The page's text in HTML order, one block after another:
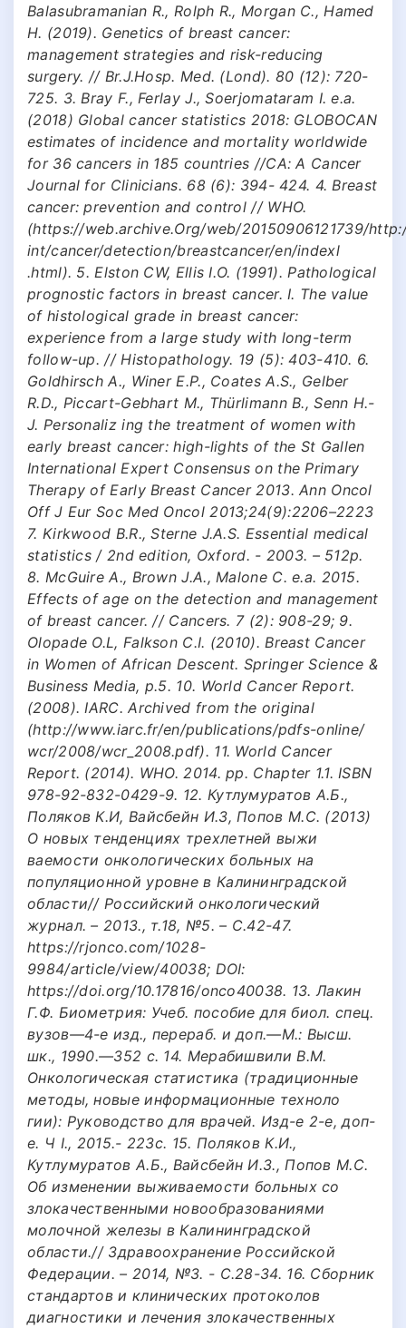
Balasubramanian R., Rolph R., Morgan C., Hamed
H. (2019). Genetics of breast cancer:
management strategies and risk-reducing
surgery. // Br.J.Hosp. Med. (Lond). 80 (12): 720-
725. 3. Bray F., Ferlay J., Soerjomataram I. e.a.
(2018) Global cancer statistics 2018: GLOBOCAN
estimates of incidence and mortality worldwide
for 36 cancers in 185 countries //CA: A Cancer
Journal for Clinicians. 68 (6): 394- 424. 4. Breast
cancer: prevention and control // WHO.
(https://web.archive.Org/web/20150906121739/
int/cancer/detection/breastcancer/en/indexl
.html). 5. Elston CW, Ellis I.O. (1991). Pathological
prognostic factors in breast cancer. I. The value
of histological grade in breast cancer:
experience from a large study with long-term
follow-up. // Histopathology. 19 (5): 403-410. 6.
Goldhirsch A., Winer E.P., Coates A.S., Gelber
R.D., Piccart-Gebhart M., Thürlimann B., Senn H.-
J. Personaliz ing the treatment of women with
early breast cancer: high-lights of the St Gallen
International Expert Consensus on the Primary
Therapy of Early Breast Cancer 2013. Ann Oncol
Off J Eur Soc Med Oncol 2013;24(9):2206–2223
7. Kirkwood В.R., Sterne J.A.S. Essential medical
statistics / 2nd edition, Oxford. - 2003. – 512p.
8. McGuire A., Brown J.A., Malone C. e.a. 2015.
Effects of age on the detection and management
of breast cancer. // Cancers. 7 (2): 908-29; 9.
Olopade O.L, Falkson C.I. (2010). Breast Cancer
in Women of African Descent. Springer Science &
Business Media, p.5. 10. World Cancer Report.
(2008). IARC. Archived from the original
(http://www.iarc.fr/en/publications/pdfs-online/
wcr/2008/wcr_2008.pdf). 11. World Cancer
Report. (2014). WHO. 2014. pp. Chapter 1.1. ISBN
978-92-832-0429-9. 12. Кутлумуратов А.Б.,
Поляков К.И, Вайсбейн И.З, Попов М.С. (2013)
О новых тенденциях трехлетней выжи
ваемости онкологических больных на
популяционной уровне в Калининградской
области// Российский онкологический
журнал. – 2013., т.18, №5. – C.42-47.
https://rjonco.com/1028-
9984/article/view/40038; DOI:
https://doi.org/10.17816/onco40038. 13. Лакин
Г.Ф. Биометрия: Учеб. пособие для биол. спец.
вузов—4-е изд., перераб. и доп.—М.: Высш.
шк., 1990.—352 с. 14. Мерабишвили В.М.
Онкологическая статистика (традиционные
методы, новые информационные техноло
гии): Руководство для врачей. Изд-е 2-е, доп-
е. Ч I., 2015.- 223с. 15. Поляков К.И.,
Кутлумуратов А.Б., Вайсбейн И.З., Попов М.С.
Об изменении выживаемости больных со
злокачественными новообразованиями
молочной железы в Калининградской
области.// Здравоохранение Российской
Федерации. – 2014, №3. - С.28-34. 16. Сборник
стандартов и клинических протоколов
диагностики и лечения злокачественных